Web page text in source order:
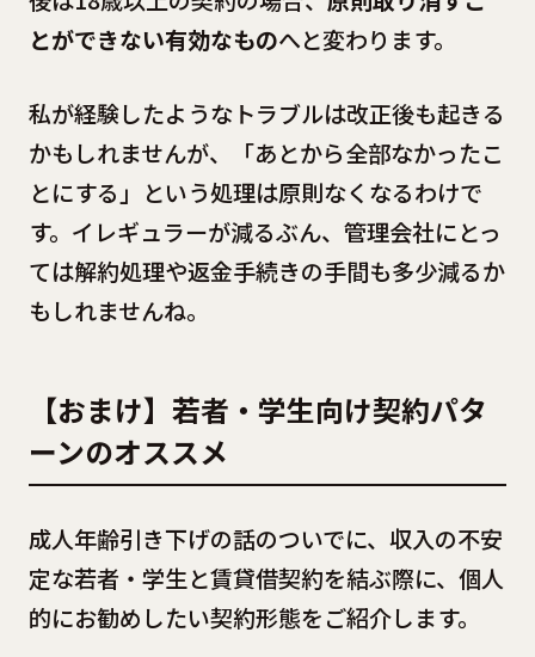
とができない有効なものへと変わります。
私が経験したようなトラブルは改正後も起きる
かもしれませんが、「あとから全部なかったこ
とにする」という処理は原則なくなるわけで
す。イレギュラーが減るぶん、管理会社にとっ
ては解約処理や返金手続きの手間も多少減るか
もしれませんね。
【おまけ】若者・学生向け契約パタ
ーンのオススメ
成人年齢引き下げの話のついでに、収入の不安
定な若者・学生と賃貸借契約を結ぶ際に、個人
的にお勧めしたい契約形態をご紹介します。